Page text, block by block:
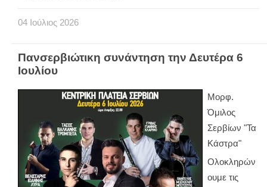
04 Ιούλιος 2026
Πανσερβιώτικη συνάντηση την Δευτέρα 6
Ιουλίου
Μορφ.
Όμιλος
Σερβίων "Τα
Κάστρα"
Ολοκληρών
ουμε τις